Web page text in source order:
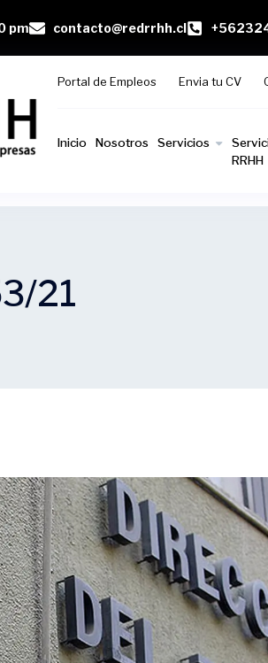
pm contacto@redrrhh.cl
Portal de Empleos Envia tu CV
Inicio Nosotros Servicios
RRHH
21